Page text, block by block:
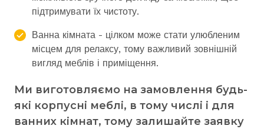
підтримувати їх чистоту.
Ванна кімната - цілком може стати улюбленим
місцем для релаксу, тому важливий зовнішній
вигляд меблів і приміщення.
Ми виготовляємо на замовлення будь-
які корпусні меблі, в тому числі і для
ванних кімнат, тому залишайте заявку